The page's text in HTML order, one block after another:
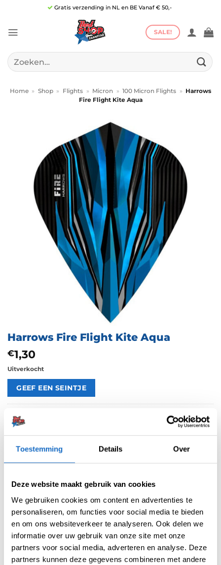
Toestemming Details Over
Deze website maakt gebruik van cookies
We gebruiken cookies om content en advertenties te
personaliseren, om functies voor social media te bieden
en om ons websiteverkeer te analyseren. Ook delen we
informatie over uw gebruik van onze site met onze
partners voor social media, adverteren en analyse. Deze
partners kunnen deze gegevens combineren met andere
inhoud
Gratis verzending in NL en BE Vanaf € 50,-
SALE!
Zoeken
naar:
Home » Shop » Flights » Micron » 100 Micron Flights » Harrows
Fire Flight Kite Aqua
Harrows Fire Flight Kite Aqua
€1,30
Uitverkocht
Categorieën: Harrows Flights Kite
AANVULLENDE INFORMATIE